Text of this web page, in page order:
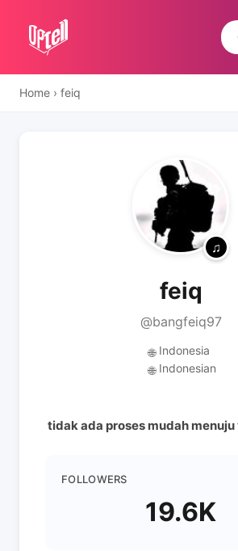
Home › feiq
feiq
@bangfeiq97
🌐 Indonesia
🌐 Indonesian
tidak ada proses mudah menuju
FOLLOWERS
19.6K